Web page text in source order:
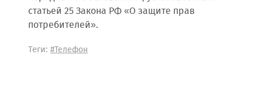
статьей 25 Закона РФ «О защите прав
потребителей».
Теги: #Телефон